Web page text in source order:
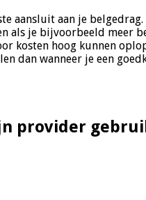
aansluit aan je
als je bijvoorbeeld meer
kosten hoog kunnen
dan wanneer je een
provider